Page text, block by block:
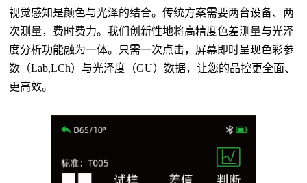
视觉感知是颜色与光泽的结合。传统方案需要两台设备、两
次测量，费时费力。我们创新性地将高精度色差测量与光泽
度分析功能融为一体。只需一次点击，屏幕即时呈现色彩参
数（Lab,LCh）与光泽度（GU）数据，让您的品控更全面、
更高效。